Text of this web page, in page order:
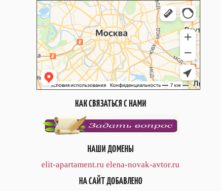
КАК СВЯЗАТЬСЯ С НАМИ
НАШИ ДОМЕНЫ
elit-apartament.ru elena-novak-avtor.ru
НА САЙТ ДОБАВЛЕНО